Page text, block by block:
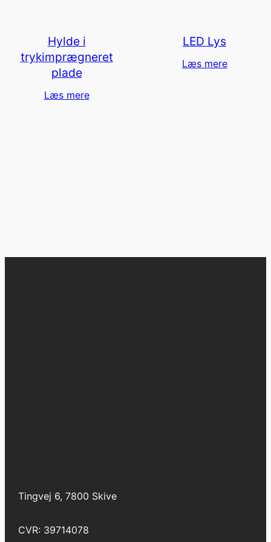
Hylde i
trykimprægneret
plade
Læs mere
LED Lys
Læs mere
Tingvej 6, 7800 Skive
CVR: 39714078